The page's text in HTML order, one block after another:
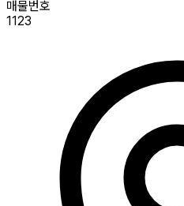
매물번호
1123